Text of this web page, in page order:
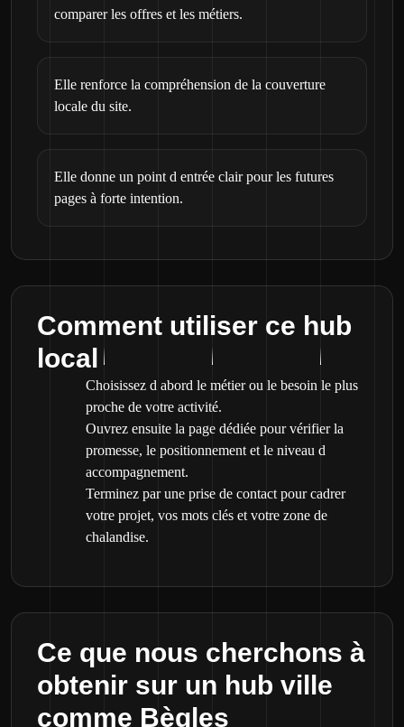
comparer les offres et les métiers.
Elle renforce la compréhension de la couverture
locale du site.
Elle donne un point d entrée clair pour les futures
pages à forte intention.
Comment utiliser ce hub
local
Choisissez d abord le métier ou le besoin le plus
proche de votre activité.
Ouvrez ensuite la page dédiée pour vérifier la
promesse, le positionnement et le niveau d
accompagnement.
Terminez par une prise de contact pour cadrer
votre projet, vos mots clés et votre zone de
chalandise.
Ce que nous cherchons à
obtenir sur un hub ville
comme Bègles